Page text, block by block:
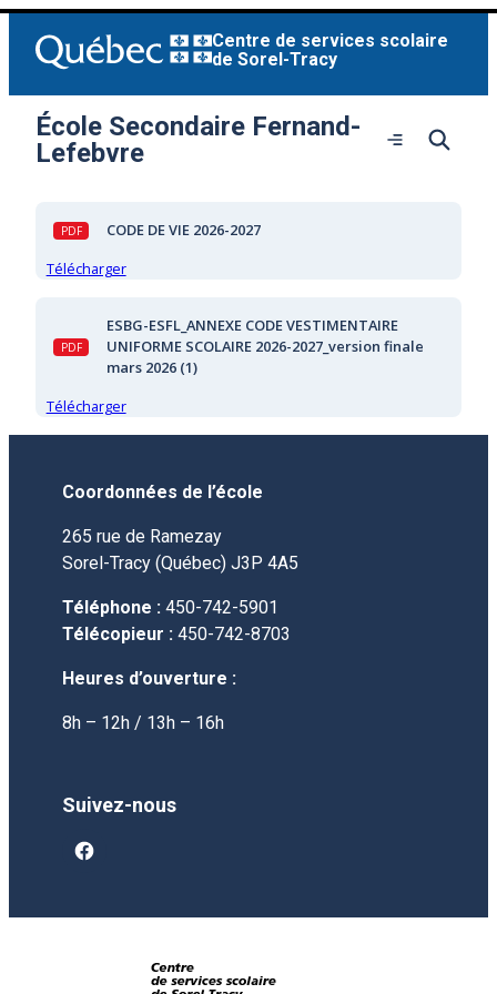
Aller
contenu
Centre de services scolaire
de Sorel-Tracy
École Secondaire Fernand-
Lefebvre
Ouvrir
CODE DE VIE 2026-2027
Télécharger
ESBG-ESFL_ANNEXE CODE VESTIMENTAIRE
UNIFORME SCOLAIRE 2026-2027_version finale
mars 2026 (1)
Télécharger
Coordonnées de l’école
265 rue de Ramezay
Sorel-Tracy (Québec) J3P 4A5
Téléphone : 450-742-5901
Télécopieur : 450-742-8703
Heures d’ouverture :
8h – 12h / 13h – 16h
Suivez-nous
facebook